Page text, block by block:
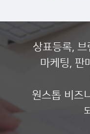
상표등록,
마케팅, 판
원스톱 비즈